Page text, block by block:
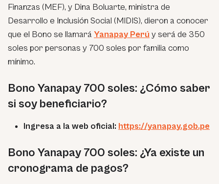
Finanzas (MEF), y Dina Boluarte, ministra de
Desarrollo e Inclusión Social (MIDIS), dieron a conocer
que el Bono se llamará Yanapay Perú y será de 350
soles por personas y 700 soles por familia como
mínimo.
Bono Yanapay 700 soles: ¿Cómo saber
si soy beneficiario?
Ingresa a la web oficial: https://yanapay.gob.pe
Bono Yanapay 700 soles: ¿Ya existe un
cronograma de pagos?